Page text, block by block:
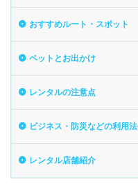
おすすめルート・スポット
ペットとお出かけ
レンタルの注意点
ビジネス・防災などの利用法
レンタル店舗紹介